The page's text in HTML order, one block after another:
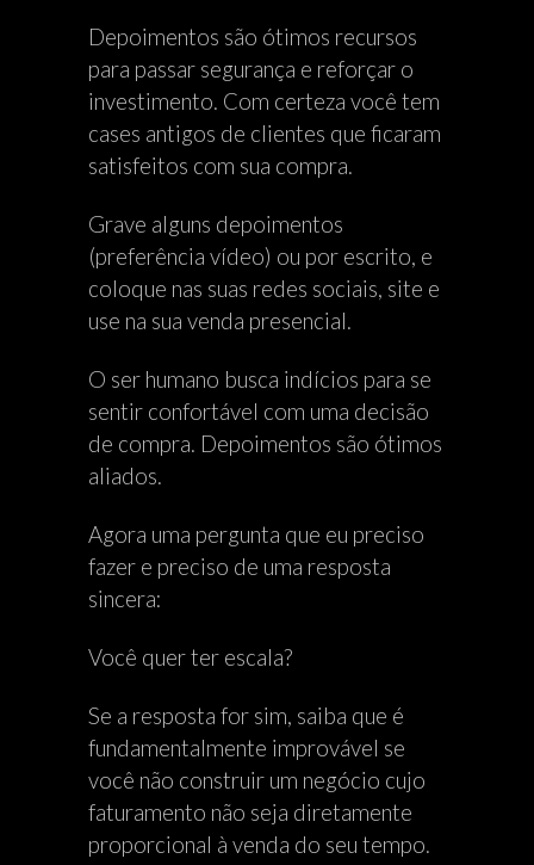
Depoimentos são ótimos recursos
para passar segurança e reforçar o
investimento. Com certeza você tem
cases antigos de clientes que ficaram
satisfeitos com sua compra.
Grave alguns depoimentos
(preferência vídeo) ou por escrito, e
coloque nas suas redes sociais, site e
use na sua venda presencial.
O ser humano busca indícios para se
sentir confortável com uma decisão
de compra. Depoimentos são ótimos
aliados.
Agora uma pergunta que eu preciso
fazer e preciso de uma resposta
sincera:
Você quer ter escala?
Se a resposta for sim, saiba que é
fundamentalmente improvável se
você não construir um negócio cujo
faturamento não seja diretamente
proporcional à venda do seu tempo.